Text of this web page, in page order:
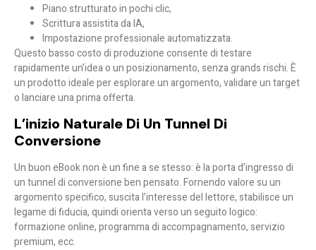
Piano strutturato in pochi clic,
Scrittura assistita da IA,
Impostazione professionale automatizzata.
Questo basso costo di produzione consente ditestare
rapidamente un’idea o un posizionamento, senza grands rischi. È
un prodotto ideale per esplorare un argomento, validare un target
o lanciare una prima offerta.
L’inizio Naturale Di Un Tunnel Di
Conversione
Un buon eBook non è un fine a se stesso: è laporta d’ingresso di
un tunnel di conversione ben pensato. Fornendo valore su un
argomento specifico, suscita l’interesse del lettore, stabilisce un
legame di fiducia, quindi orienta verso un seguito logico:
formazione online, programma di accompagnamento, servizio
premium, ecc.